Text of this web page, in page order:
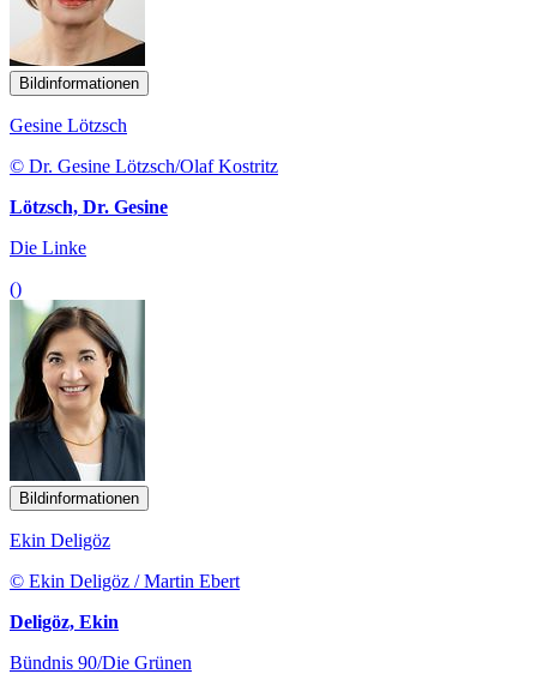
Bildinformationen
Gesine Lötzsch
© Dr. Gesine Lötzsch/Olaf Kostritz
Lötzsch, Dr. Gesine
Die Linke
()
Bildinformationen
Ekin Deligöz
© Ekin Deligöz / Martin Ebert
Deligöz, Ekin
Bündnis 90/Die Grünen